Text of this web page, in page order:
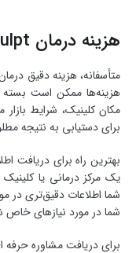
هزینه درمان Emsculpt در دبی
هزینه‌ها ممکن است بسته
مکان کلینیک، شرایط
برای دستیابی به نتیجه
بهترین راه برای دریافت
یک مرکز درمانی یا کلینیک
شما اطلاعات دقیق‌تری در
شما در مورد نیازهای خاص
برای دریافت مشاوره حرفه